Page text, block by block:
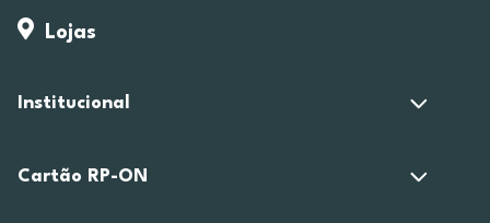
Lojas
Institucional
Cartão RP-ON